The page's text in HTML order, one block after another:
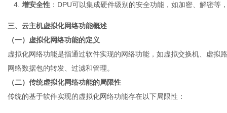
增安全性 ：DPU可以集成硬件级别的安全功能，如加密、解密等
三、云主机虚拟化网络功能概述
（一）虚拟化网络功能的定义
虚拟化网络功能是指通过软件实现的网络功能，如虚拟交换机、虚拟
网络数据包的转发、过滤和管理。
（二）传统虚拟化网络功能的局限性
传统的基于软件实现的虚拟化网络功能存在以下局限性：